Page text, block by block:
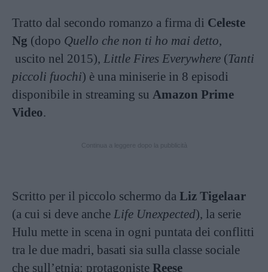
Tratto dal secondo romanzo a firma di Celeste
Ng (dopo Quello che non ti ho mai detto,
uscito nel 2015), Little Fires Everywhere (Tanti
piccoli fuochi) è una miniserie in 8 episodi
disponibile in streaming su Amazon Prime
Video.
Scritto per il piccolo schermo da Liz Tigelaar
(a cui si deve anche Life Unexpected), la serie
Hulu mette in scena in ogni puntata dei conflitti
tra le due madri, basati sia sulla classe sociale
che sull’etnia: protagoniste Reese